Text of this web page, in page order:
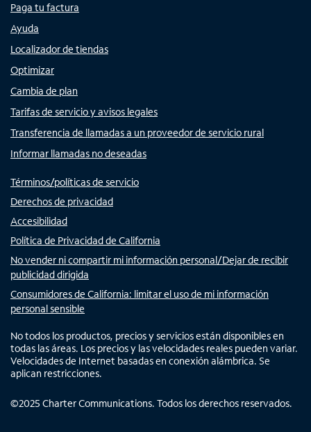
Paga tu factura
Ayuda
Localizador de tiendas
Optimizar
Cambia de plan
Tarifas de servicio y avisos legales
Transferencia de llamadas a un proveedor de servicio rural
Informar llamadas no deseadas
Términos/políticas de servicio
Derechos de privacidad
Accesibilidad
Política de Privacidad de California
No vender ni compartir mi información personal/Dejar de recibir
publicidad dirigida
Consumidores de California: limitar el uso de mi información
personal sensible
No todos los productos, precios y servicios están disponibles en
todas las áreas. Los precios y las velocidades reales pueden variar.
Velocidades de Internet basadas en conexión alámbrica. Se
aplican restricciones.
©2025 Charter Communications. Todos los derechos reservados.